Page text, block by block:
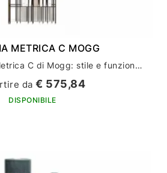
METRICA C MOGG
Scopri la libreria Metrica C di Mogg: stile e funzionalità per l'arredamento della tua casa
da€ 575,84
DISPONIBILE